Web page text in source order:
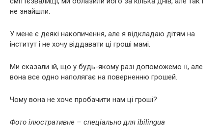
не знайшли.
У мене є деякі накопичення, але я відкладаю дітям на
інститут і не хочу віддавати ці гроші мамі.
Ми сказали їй, що у будь-якому разі допоможемо її, але
вона все одно наполягає на поверненню грошей.
Чому вона не хоче пробачити нам ці гроші?
Фото ілюстративне – спеціально для ibilingua